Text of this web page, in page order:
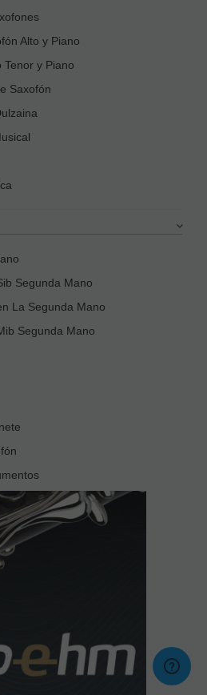
Alto y Piano
Tenor y Piano
Saxofón
Segunda Mano
La Segunda Mano
Segunda Mano